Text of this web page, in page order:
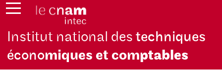
Institut national destechniques
économiques et comptables